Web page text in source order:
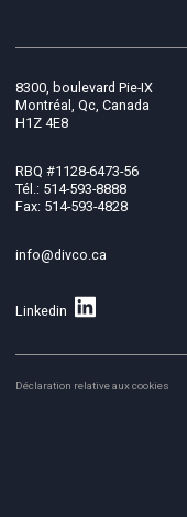
8300, boulevard Pie-IX
Montréal, Qc, Canada
H1Z 4E8
RBQ #1128-6473-56
Tél.: 514-593-8888
Fax: 514-593-4828
info@divco.ca
Linkedin
Déclaration relative aux cookies